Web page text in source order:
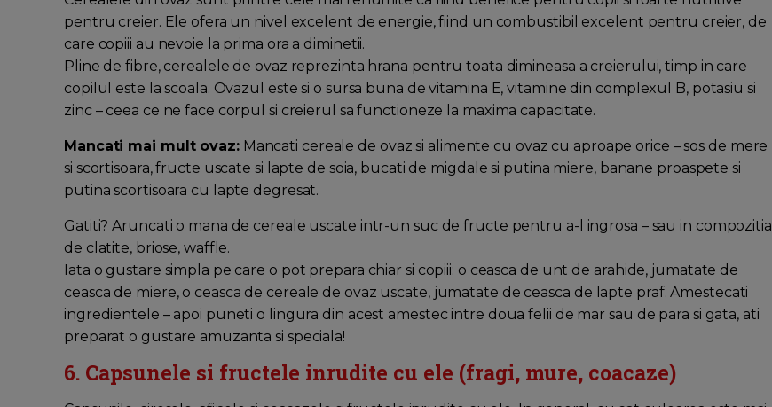
pentru creier. Ele ofera un nivel excelent de energie, fiind un combustibil excelent pentru creier, de
care copiii au nevoie la prima ora a diminetii.
Pline de fibre, cerealele de ovaz reprezinta hrana pentru toata dimineasa a creierului, timp in care
copilul este la scoala. Ovazul este si o sursa buna de vitamina E, vitamine din complexul B, potasiu si
zinc – ceea ce ne face corpul si creierul sa functioneze la maxima capacitate.
Mancati mai mult ovaz:Mancati cereale de ovaz si alimente cu ovaz cu aproape orice – sos de mere
si scortisoara, fructe uscate si lapte de soia, bucati de migdale si putina miere, banane proaspete si
putina scortisoara cu lapte degresat.
Gatiti? Aruncati o mana de cereale uscate intr-un suc de fructe pentru a-l ingrosa – sau in compozitia
de clatite, briose, waffle.
Iata o gustare simpla pe care o pot prepara chiar si copiii: o ceasca de unt de arahide, jumatate de
ceasca de miere, o ceasca de cereale de ovaz uscate, jumatate de ceasca de lapte praf. Amestecati
ingredientele – apoi puneti o lingura din acest amestec intre doua felii de mar sau de para si gata, ati
preparat o gustare amuzanta si speciala!
6. Capsunele si fructele inrudite cu ele (fragi, mure, coacaze)